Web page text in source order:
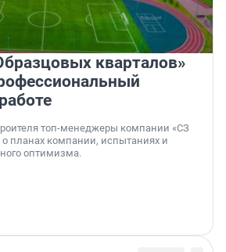
кварталов»
топ-менеджеры компании «СЗ
о планах компании, испытаниях и
оптимизма.